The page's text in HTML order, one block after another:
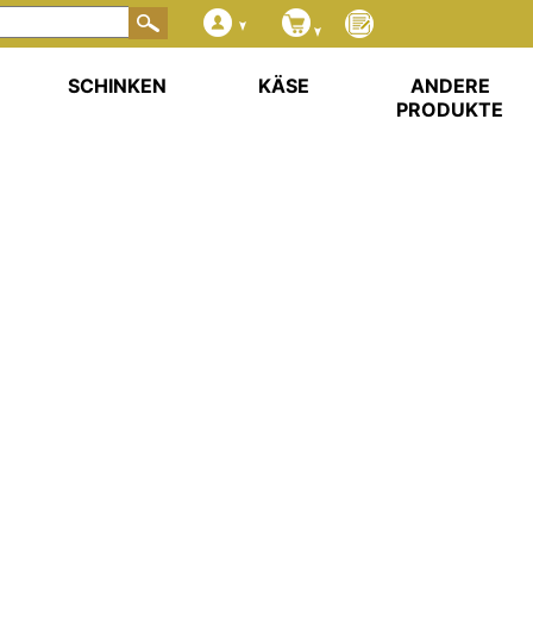
SCHINKEN KÄSE
ANDERE
PRODUKTE